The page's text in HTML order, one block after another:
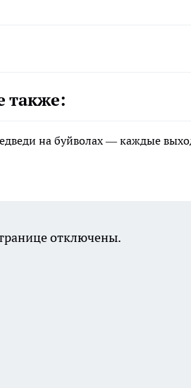
также:
на буйволах — каждые
отключены.